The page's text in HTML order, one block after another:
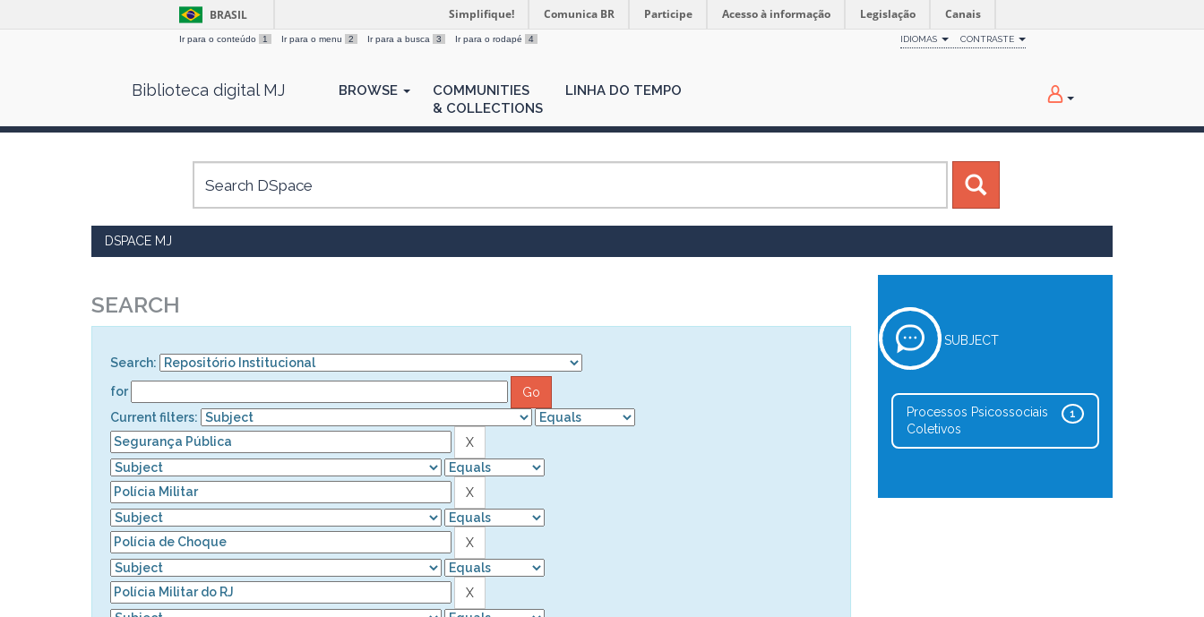
BRASIL Simplifique! Comunica BR Participe Acesso à informação Legislação Canais
Ir para o conteúdo 1 Ir para o menu 2 Ir para a busca 3 Ir para o rodapé 4 IDIOMAS CONTRASTE
Biblioteca digital MJ BROWSE
COMMUNITIES
& COLLECTIONS
LINHA DO TEMPO
DSPACE MJ
SEARCH
Search:
for
Current filters:
SUBJECT
1
Processos Psicossociais
Coletivos